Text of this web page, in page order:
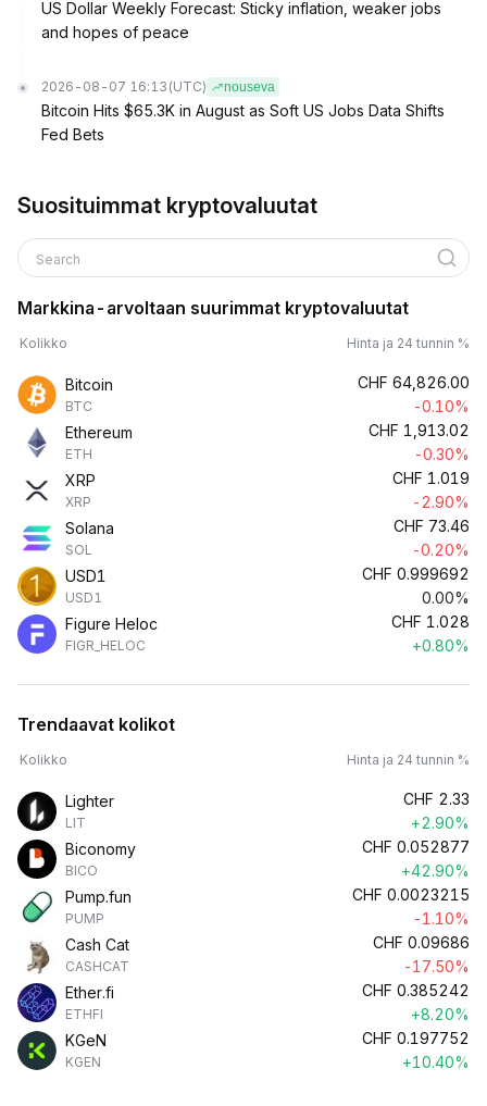
US Dollar Weekly Forecast: Sticky inflation, weaker jobs
and hopes of peace
2026-08-07 16:13 (UTC) nouseva
Bitcoin Hits $65.3K in August as Soft US Jobs Data Shifts
Fed Bets
Suosituimmat kryptovaluutat
Search
Markkina-arvoltaan suurimmat kryptovaluutat
Kolikko Hinta ja 24 tunnin %
Bitcoin
BTC
CHF 64,826.00
-0.10%
Ethereum
ETH
CHF 1,913.02
-0.30%
XRP
XRP
CHF 1.019
-2.90%
Solana
SOL
CHF 73.46
-0.20%
USD1
USD1
CHF 0.999692
0.00%
Figure Heloc
FIGR_HELOC
CHF 1.028
+0.80%
Trendaavat kolikot
Kolikko Hinta ja 24 tunnin %
Lighter
LIT
CHF 2.33
+2.90%
Biconomy
BICO
CHF 0.052877
+42.90%
Pump.fun
PUMP
CHF 0.0023215
-1.10%
Cash Cat
CASHCAT
CHF 0.09686
-17.50%
Ether.fi
ETHFI
CHF 0.385242
+8.20%
KGeN
KGEN
CHF 0.197752
+10.40%